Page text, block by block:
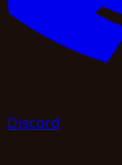
Discord